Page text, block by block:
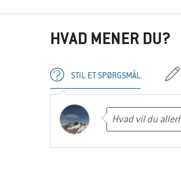
HVAD MENER DU?
STIL ET SPØRGSMÅL